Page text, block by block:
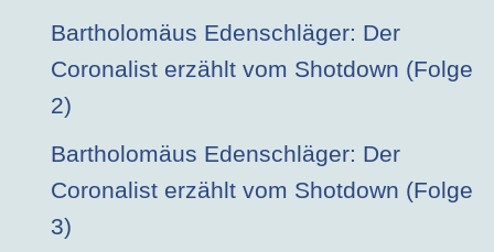
Bartholomäus Edenschläger: Der
Coronalist erzählt vom Shotdown (Folge
2)
Bartholomäus Edenschläger: Der
Coronalist erzählt vom Shotdown (Folge
3)